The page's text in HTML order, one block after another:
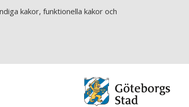
kakor, funktionella kakor och